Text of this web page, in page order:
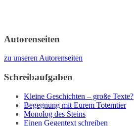
Autorenseiten
zu unseren Autorenseiten
Schreibaufgaben
Kleine Geschichten – große Texte?
Begegnung mit Eurem Totemtier
Monolog des Steins
Einen Gegentext schreiben